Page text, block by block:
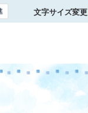
文字サイズ変更